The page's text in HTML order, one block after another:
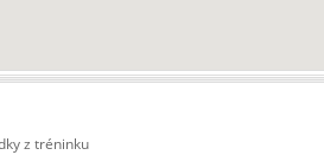
z tréninku